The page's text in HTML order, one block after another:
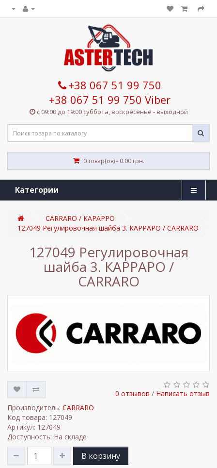
+38 067 51 99 750
+38 067 51 99 750 Viber
с 09:00 до 19:00 суббота, воскресенье - выходной
0 товар(ов) - 0.00 грн.
Категории
CARRARO / КАРАРРО
127049 Регулировочная шайба 3. КАРРАРО / CARRARO
127049 Регулировочная
шайба 3. КАРРАРО /
CARRARO
0 отзывов / Написать отзыв
Производитель: CARRARO
Код товара: 127049
Артикул: 127049
Доступность: На складе
В корзину